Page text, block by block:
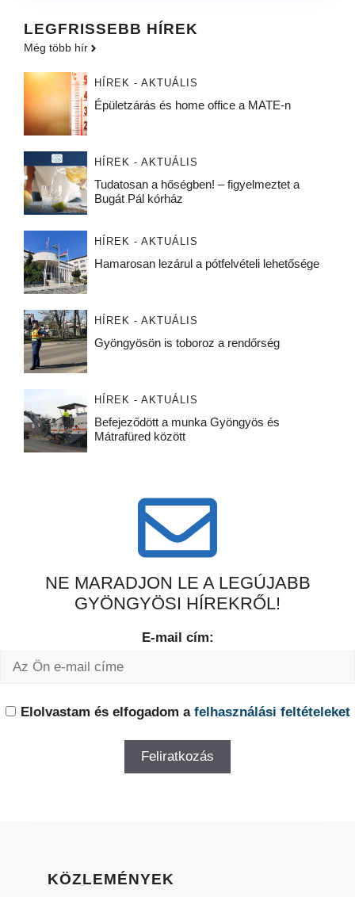
LEGFRISSEBB HÍREK
Még több hír
HÍREK - AKTUÁLIS
Épületzárás és home office a MATE-n
HÍREK - AKTUÁLIS
Tudatosan a hőségben! – figyelmeztet a
Bugát Pál kórház
HÍREK - AKTUÁLIS
Hamarosan lezárul a pótfelvételi lehetősége
HÍREK - AKTUÁLIS
Gyöngyösön is toboroz a rendőrség
HÍREK - AKTUÁLIS
Befejeződött a munka Gyöngyös és
Mátrafüred között
NE MARADJON LE A LEGÚJABB
GYÖNGYÖSI HÍREKRŐL!
E-mail cím:
Elolvastam és elfogadom a felhasználási feltételeket
KÖZLEMÉNYEK